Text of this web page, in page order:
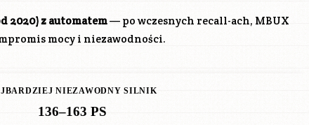
2020) z automatem— po wczesnych recall-ach, MBUX
mocy i niezawodności.
NIEZAWODNY SILNIK
136–163 PS